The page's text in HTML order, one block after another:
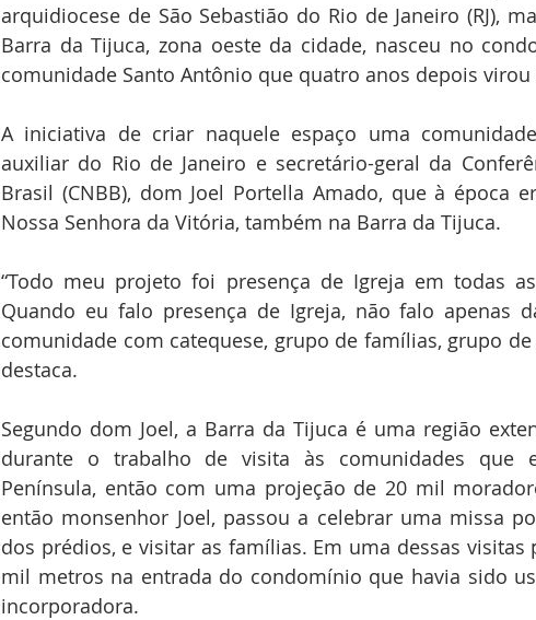
arquidiocese de São Sebastião do Rio de Janeiro (RJ),
Barra da Tijuca, zona oeste da cidade, nasceu no
comunidade Santo Antônio que quatro anos depois virou
A iniciativa de criar naquele espaço uma
auxiliar do Rio de Janeiro e secretário-geral da
Brasil (CNBB), dom Joel Portella Amado, que à época
Nossa Senhora da Vitória, também na Barra da Tijuca.
“Todo meu projeto foi presença de Igreja em todas
Quando eu falo presença de Igreja, não falo apenas
comunidade com catequese, grupo de famílias, grupo
destaca.
Segundo dom Joel, a Barra da Tijuca é uma região
durante o trabalho de visita às comunidades que
Península, então com uma projeção de 20 mil
então monsenhor Joel, passou a celebrar uma missa
dos prédios, e visitar as famílias. Em uma dessas
mil metros na entrada do condomínio que havia sido
incorporadora.